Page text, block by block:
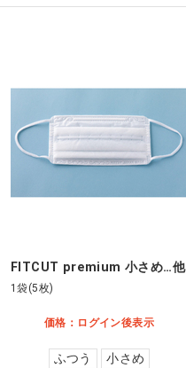
FITCUT premium 小さめ…他
1袋(5枚)
価格：ログイン後表示
ふつう 小さめ